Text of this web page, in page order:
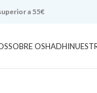
a 55€
SOBRE OSHADHI